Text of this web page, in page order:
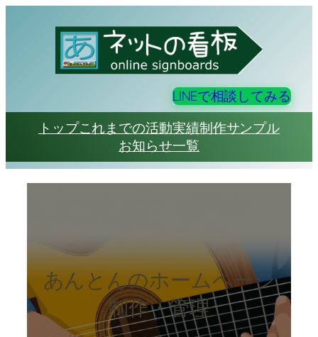
LINEで相談してみる
トップこれまでの活動実績制作サンプル
お知らせ一覧
あんとんのホームページ
制作・管理